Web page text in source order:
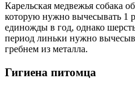
Карельская медвежья собака
которую нужно вычесывать 1
единожды в год, однако
период линьки нужно
гребнем из металла.
Гигиена питомца